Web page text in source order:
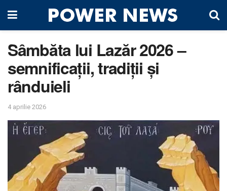
Sâmbăta lui Lazăr 2026 –
semnificații, tradiții și
rânduieli
4 aprilie 2026